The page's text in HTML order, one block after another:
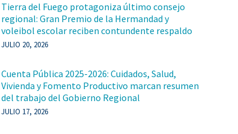
Tierra del Fuego protagoniza último consejo
regional: Gran Premio de la Hermandad y
voleibol escolar reciben contundente respaldo
JULIO 20, 2026
Cuenta Pública 2025-2026: Cuidados, Salud,
Vivienda y Fomento Productivo marcan resumen
del trabajo del Gobierno Regional
JULIO 17, 2026